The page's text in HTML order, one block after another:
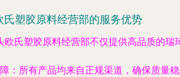
氏塑胶原料经营部的服务优势
欧氏塑胶原料经营部不仅提供高品质的
：所有产品均来自正规渠道，确保质量稳